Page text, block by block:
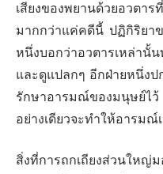
เสียงของพยานด้วยอวต
มากกว่าแค่คดีนี้ ปฏิกิริยา
หนึ่งบอกว่าอวตารเหล่านั้
และดูแปลกๆ อีกฝ่ายหนึ่งป
รักษาอารมณ์ของมนุษย์ไว้
อย่างเดียวจะทำให้อารมณ์
สิ่งที่การถกเถียงส่วนใหญ่